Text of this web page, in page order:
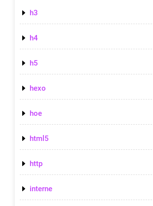
h3
h4
h5
hexo
hoe
html5
http
interne